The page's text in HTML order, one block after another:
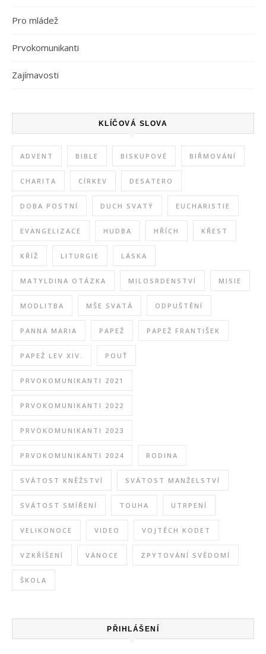
Pro mládež
Prvokomunikanti
Zajímavosti
KLÍČOVÁ SLOVA
ADVENT BIBLE BISKUPOVÉ BIŘMOVÁNÍ
CHARITA CÍRKEV DESATERO
DOBA POSTNÍ DUCH SVATÝ EUCHARISTIE
EVANGELIZACE HUDBA HŘÍCH KŘEST
KŘÍŽ LITURGIE LÁSKA
MATYLDINA OTÁZKA MILOSRDENSTVÍ MISIE
MODLITBA MŠE SVATÁ ODPUŠTĚNÍ
PANNA MARIA PAPEŽ PAPEŽ FRANTIŠEK
PAPEŽ LEV XIV. POUŤ
PRVOKOMUNIKANTI 2021
PRVOKOMUNIKANTI 2022
PRVOKOMUNIKANTI 2023
PRVOKOMUNIKANTI 2024 RODINA
SVÁTOST KNĚŽSTVÍ SVÁTOST MANŽELSTVÍ
SVÁTOST SMÍŘENÍ TOUHA UTRPENÍ
VELIKONOCE VIDEO VOJTĚCH KODET
VZKŘÍŠENÍ VÁNOCE ZPYTOVÁNÍ SVĚDOMÍ
ŠKOLA
PŘIHLÁŠENÍ